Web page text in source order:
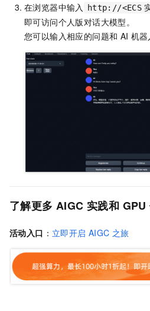
在浏览器中输入
http://<ECS
即可访问个人版对话大模型。
您可以输入相应的问题和 AI 机器
了解更多 AIGC 实践和 GPU
活动入口 ： 立即开启 AIGC 之旅